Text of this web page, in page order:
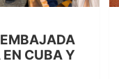
EMBAJADA
EN CUBA Y